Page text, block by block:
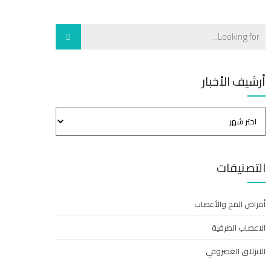
أرشيف الأخبار
التصنيفات
أمراض المخ والأعصاب
الاعصاب الطرفية
الانزلاق الغضروفي